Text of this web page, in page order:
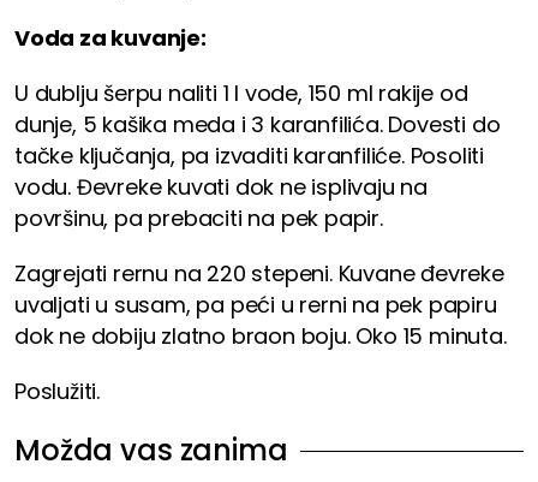
Voda za kuvanje:
U dublju šerpu naliti 1 l vode, 150 ml rakije od
dunje, 5 kašika meda i 3 karanfilića. Dovesti do
tačke ključanja, pa izvaditi karanfiliće. Posoliti
vodu. Đevreke kuvati dok ne isplivaju na
površinu, pa prebaciti na pek papir.
Zagrejati rernu na 220 stepeni. Kuvane đevreke
uvaljati u susam, pa peći u rerni na pek papiru
dok ne dobiju zlatno braon boju. Oko 15 minuta.
Poslužiti.
Možda vas zanima